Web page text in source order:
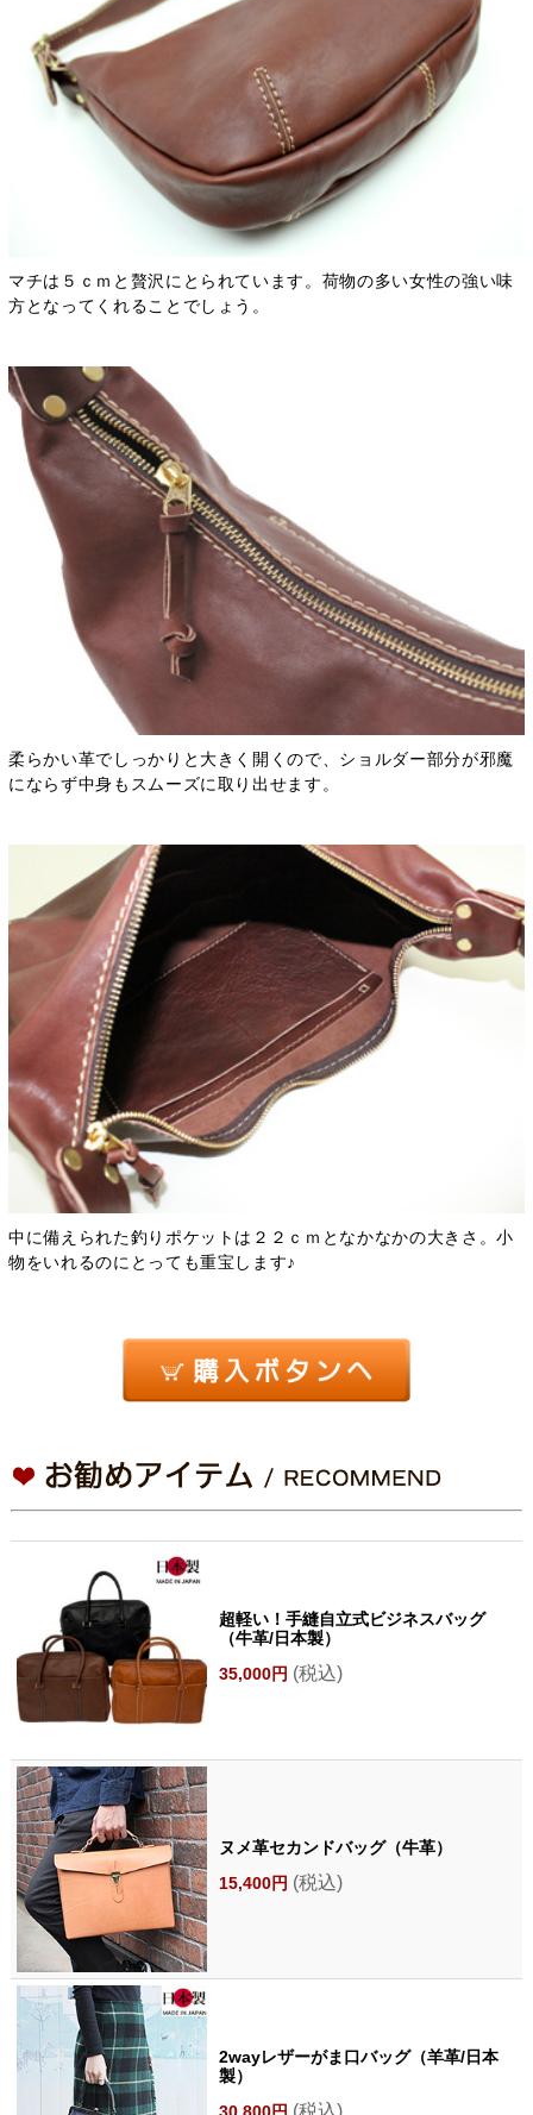
マチは５ｃｍと贅沢にとられています。荷物の多い女性の強い味
方となってくれることでしょう。
柔らかい革でしっかりと大きく開くので、ショルダー部分が邪魔
にならず中身もスムーズに取り出せます。
中に備えられた釣りポケットは２２ｃｍとなかなかの大きさ。小
物をいれるのにとっても重宝します♪
超軽い！手縫自立式ビジネスバッグ
（牛革/日本製）
35,000円 (税込)
ヌメ革セカンドバッグ（牛革）
15,400円 (税込)
2wayレザーがま口バッグ（羊革/日本
製）
30,800円 (税込)